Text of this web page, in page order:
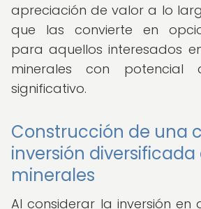
apreciación de valor a lo
que las convierte en
para aquellos interesados
minerales con potencial
significativo.
Construcción de una
inversión diversificada
minerales
Al considerar la inversión en